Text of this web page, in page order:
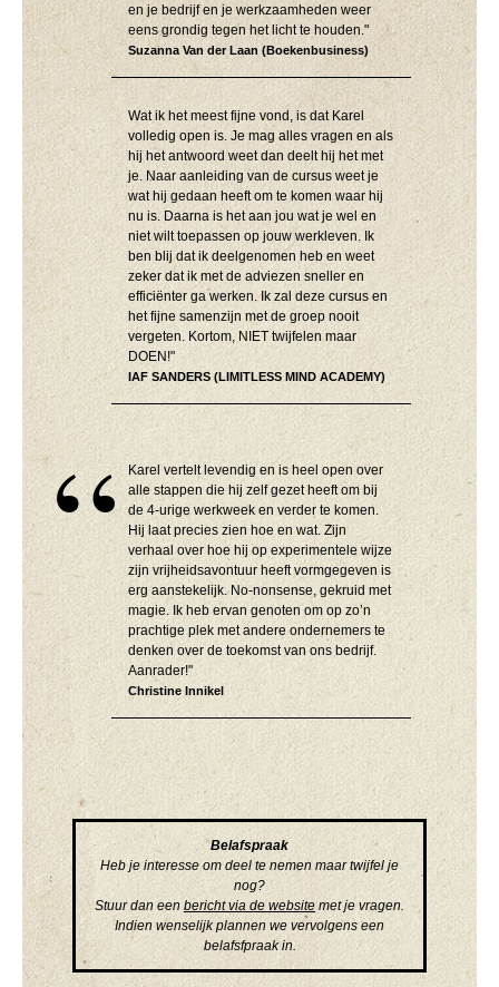
en je bedrijf en je werkzaamheden weer
eens grondig tegen het licht te houden."
Suzanna Van der Laan (Boekenbusiness)
Wat ik het meest fijne vond, is dat Karel
volledig open is. Je mag alles vragen en als
hij het antwoord weet dan deelt hij het met
je. Naar aanleiding van de cursus weet je
wat hij gedaan heeft om te komen waar hij
nu is. Daarna is het aan jou wat je wel en
niet wilt toepassen op jouw werkleven. Ik
ben blij dat ik deelgenomen heb en weet
zeker dat ik met de adviezen sneller en
efficiënter ga werken. Ik zal deze cursus en
het fijne samenzijn met de groep nooit
vergeten. Kortom, NIET twijfelen maar
DOEN!"
IAF SANDERS (LIMITLESS MIND ACADEMY)
Karel vertelt levendig en is heel open over
alle stappen die hij zelf gezet heeft om bij
de 4-urige werkweek en verder te komen.
Hij laat precies zien hoe en wat. Zijn
verhaal over hoe hij op experimentele wijze
zijn vrijheidsavontuur heeft vormgegeven is
erg aanstekelijk. No-nonsense, gekruid met
magie. Ik heb ervan genoten om op zo’n
prachtige plek met andere ondernemers te
denken over de toekomst van ons bedrijf.
Aanrader!"
Christine Innikel
Belafspraak
Heb je interesse om deel te nemen maar twijfel je
nog?
Stuur dan een bericht via de website met je vragen.
Indien wenselijk plannen we vervolgens een
belafsfpraak in.